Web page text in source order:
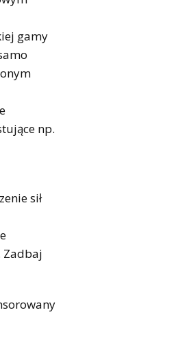
gamy
np.
sił
Zadbaj